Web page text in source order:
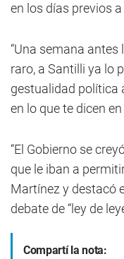
en los días previos
“Una semana antes
raro, a Santilli ya lo
gestualidad política
en lo que te dicen
“El Gobierno se
que le iban a
Martínez y destacó
debate de “ley de
Compartí la nota: